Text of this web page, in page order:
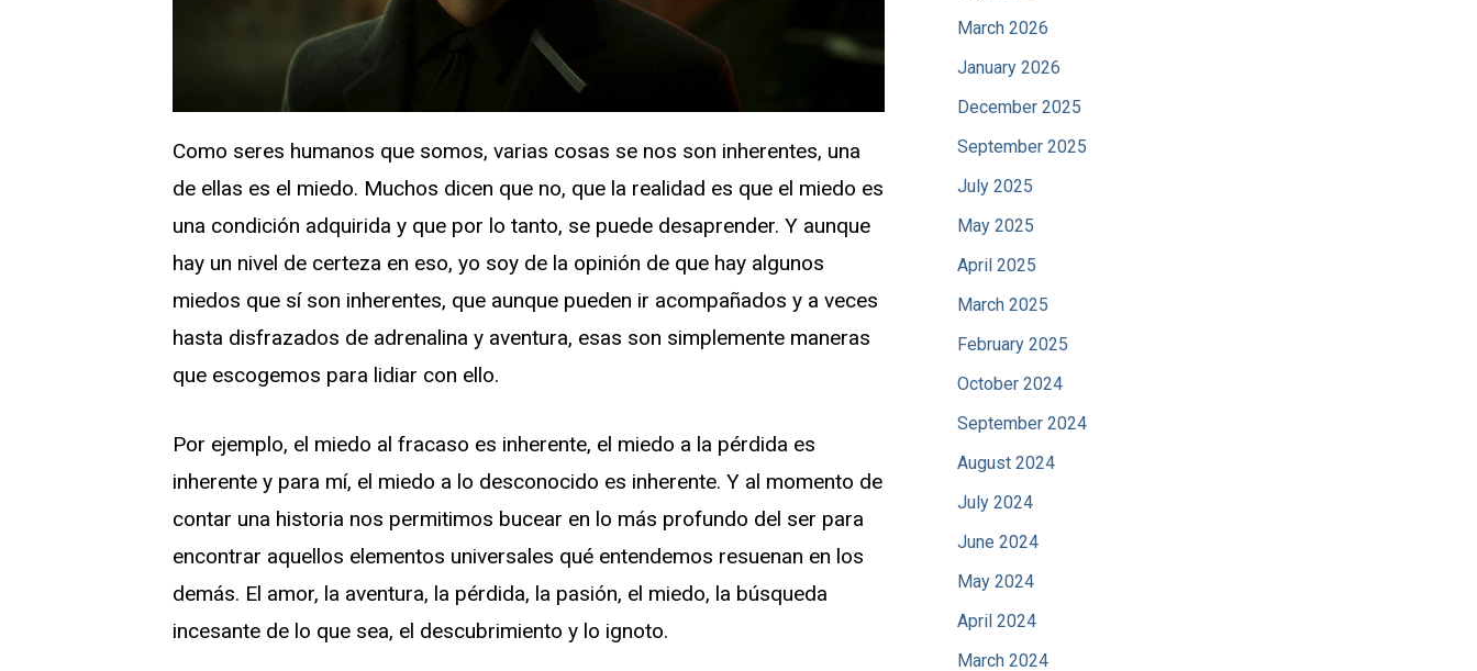
Como seres humanos que somos, varias cosas se nos son inherentes, una
de ellas es el miedo. Muchos dicen que no, que la realidad es que el miedo es
una condición adquirida y que por lo tanto, se puede desaprender. Y aunque
hay un nivel de certeza en eso, yo soy de la opinión de que hay algunos
miedos que sí son inherentes, que aunque pueden ir acompañados y a veces
hasta disfrazados de adrenalina y aventura, esas son simplemente maneras
que escogemos para lidiar con ello.
Por ejemplo, el miedo al fracaso es inherente, el miedo a la pérdida es
inherente y para mí, el miedo a lo desconocido es inherente. Y al momento de
contar una historia nos permitimos bucear en lo más profundo del ser para
encontrar aquellos elementos universales qué entendemos resuenan en los
demás. El amor, la aventura, la pérdida, la pasión, el miedo, la búsqueda
incesante de lo que sea, el descubrimiento y lo ignoto.
March 2026
January 2026
December 2025
September 2025
July 2025
May 2025
April 2025
March 2025
February 2025
October 2024
September 2024
August 2024
July 2024
June 2024
May 2024
April 2024
March 2024